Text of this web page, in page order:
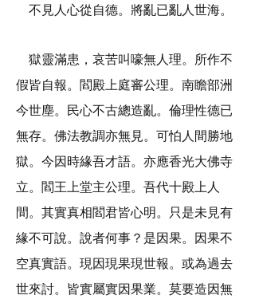
不見人心從自德。將亂已亂人世海。
獄靈滿患，哀苦叫嚎無人理。所作不
假皆自報。閻殿上庭審公理。南瞻部洲
今世塵。民心不古總造亂。倫理性德已
無存。佛法教調亦無見。可怕人間勝地
獄。今因時緣吾才語。亦應香光大佛寺
立。閻王上堂主公理。吾代十殿上人
間。其實真相閻君皆心明。只是未見有
緣不可說。說者何事？是因果。因果不
空真實語。現因現果現世報。或為過去
世來討。皆實屬實因果業。莫要造因無